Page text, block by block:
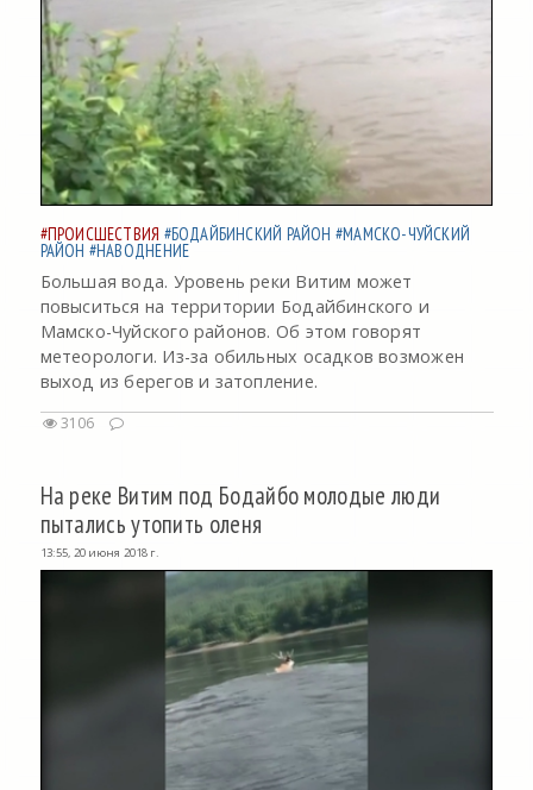
#ПРОИСШЕСТВИЯ #БОДАЙБИНСКИЙ РАЙОН #МАМСКО-ЧУЙСКИЙ
РАЙОН #НАВОДНЕНИЕ
Большая вода. Уровень реки Витим может
повыситься на территории Бодайбинского и
Мамско-Чуйского районов. Об этом говорят
метеорологи. Из-за обильных осадков возможен
выход из берегов и затопление.
3106
На реке Витим под Бодайбо молодые люди
пытались утопить оленя
13:55, 20 июня 2018 г.